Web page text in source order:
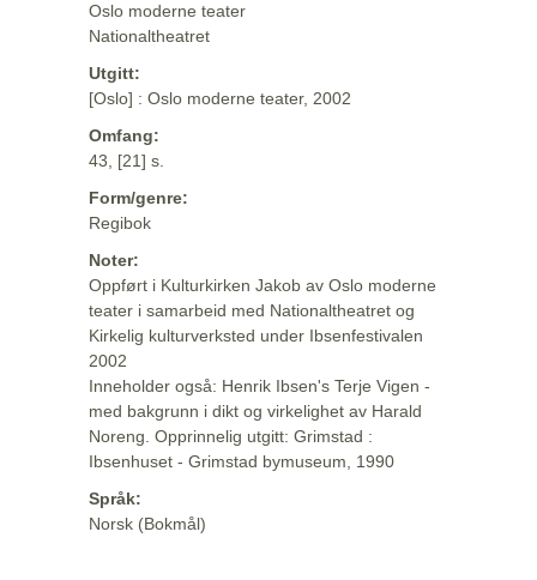
Oslo moderne teater
Nationaltheatret
Utgitt:
[Oslo] : Oslo moderne teater, 2002
Omfang:
43, [21] s.
Form/genre:
Regibok
Noter:
Oppført i Kulturkirken Jakob av Oslo moderne
teater i samarbeid med Nationaltheatret og
Kirkelig kulturverksted under Ibsenfestivalen
2002
Inneholder også: Henrik Ibsen's Terje Vigen -
med bakgrunn i dikt og virkelighet av Harald
Noreng. Opprinnelig utgitt: Grimstad :
Ibsenhuset - Grimstad bymuseum, 1990
Språk:
Norsk (Bokmål)